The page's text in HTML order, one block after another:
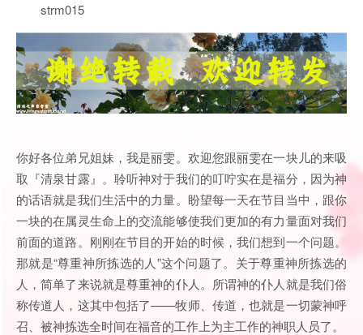
strm015
你好各位弟兄姐妹，我是丽雯。欢迎您跟丽雯在一块儿的来吸
取『清泉甘露』。聆听神对于我们的叮咛实在是福分，因为神
的话语就是我们生活中的力量。盼望每一天在节目当中，跟你
一块的在属灵生命上的交流能够使我们更加的有力量面对我们
前面的道路。刚刚在节目的开始的时候，我们想到一个问题。
那就是“尊重神所拣选的人”这个问题了。关于尊重神所拣选的
人，简单了来说就是尊重神的仆人。所谓神的仆人就是我们俗
称传道人，这其中包括了——牧师、传道，也就是一切蒙神呼
召、被神拣选全时间在福音的工作上为主工作的神职人员了。